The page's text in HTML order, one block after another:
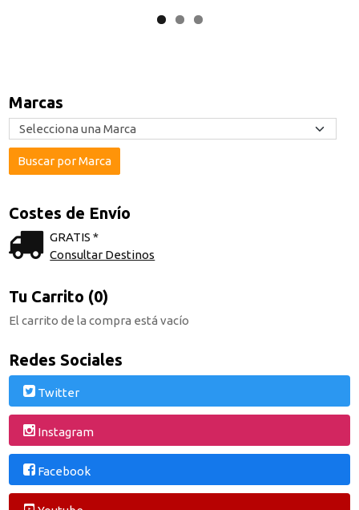
Marcas
Costes de Envío
GRATIS *
Consultar Destinos
Tu Carrito (0)
El carrito de la compra está vacío
Redes Sociales
Twitter
Instagram
Facebook